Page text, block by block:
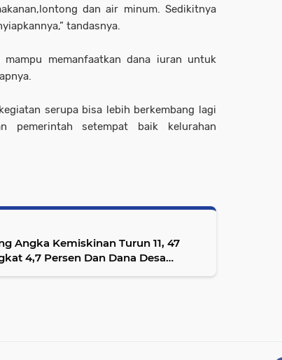
dan air minum. Sedikitnya
tandasnya.
memanfaatkan dana iuran untuk
serupa bisa lebih berkembang lagi
pemerintah setempat baik kelurahan
Angka Kemiskinan Turun 11, 47
4,7 Persen Dan Dana Desa